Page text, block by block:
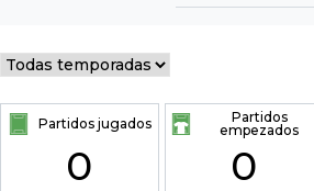
Partidos jugados
0
Partidos
empezados
0